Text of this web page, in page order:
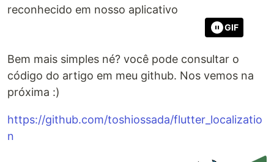
reconhecido em nosso aplicativo
GIF
Bem mais simples né? você pode consultar o
código do artigo em meu github. Nos vemos na
próxima :)
https://github.com/toshiossada/flutter_localizatio
n